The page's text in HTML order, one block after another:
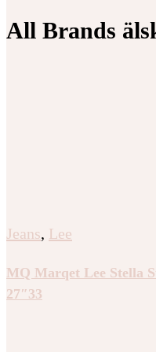
All Brands
Jeans, Lee
MQ Marqet Lee Stella
27″33